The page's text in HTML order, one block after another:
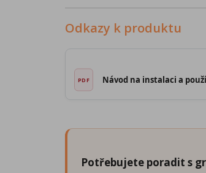
Odkazy k produktu
Návod na instalaci a
Potřebujete poradit s